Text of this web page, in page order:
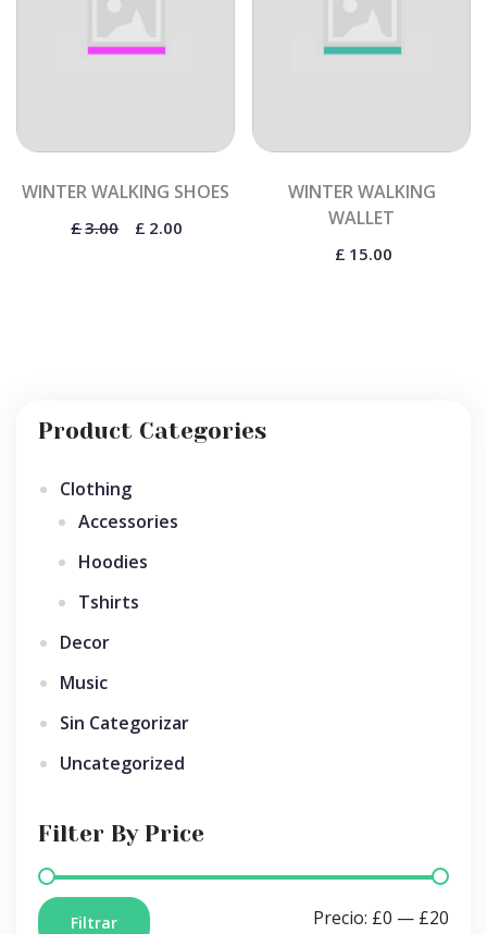
WINTER WALKING SHOES
£3.00 £ 2.00
WINTER WALKING
WALLET
£ 15.00
Product Categories
Clothing
Accessories
Hoodies
Tshirts
Decor
Music
Sin Categorizar
Uncategorized
Filter By Price
Filtrar Precio: £0 — £20